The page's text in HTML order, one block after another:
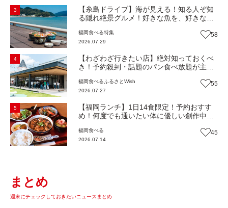
3
【糸島ドライブ】海が見える！知る人ぞ知
る隠れ絶景グルメ！好きな魚を、好きなだ
堂』（福岡市西区）【まち歩き】
福岡食べる特集
2026.07.29
58
4
【わざわざ行きたい店】絶対知っておくべ
き！予約殺到・話題のパン食べ放題が主
『bound garden』（福岡・新宮町）【まち
歩き】
福岡食べるふるさとWish
2026.07.27
55
5
【福岡ランチ】1日14食限定！予約おすす
め！何度でも通いたい体に優しい創作中華
【まち歩き】
福岡食べる
2026.07.14
45
まとめ
週末にチェックしておきたいニュースまとめ